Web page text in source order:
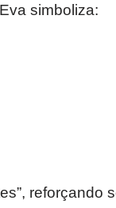
simboliza:
reforçando